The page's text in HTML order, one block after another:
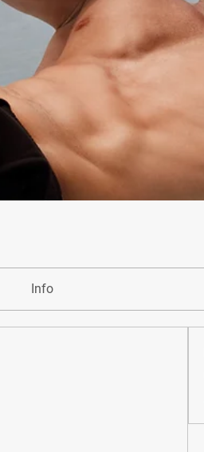
Info